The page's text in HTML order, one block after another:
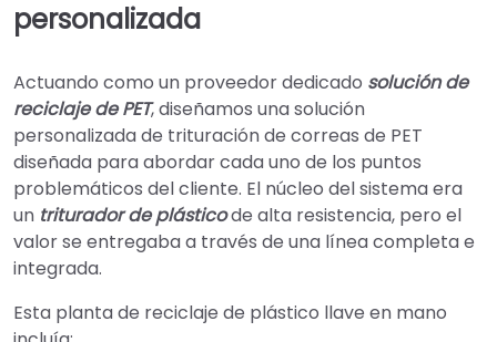
personalizada
Actuando como un proveedor dedicado solución de
reciclaje de PET, diseñamos una solución
personalizada de trituración de correas de PET
diseñada para abordar cada uno de los puntos
problemáticos del cliente. El núcleo del sistema era
un triturador de plásticode alta resistencia, pero el
valor se entregaba a través de una línea completa e
integrada.
Esta planta de reciclaje de plástico llave en mano